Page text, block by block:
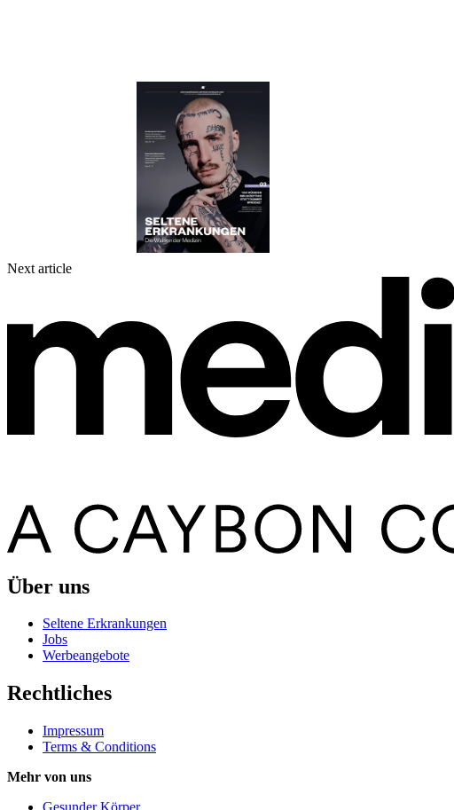
Next article
Über uns
Seltene Erkrankungen
Jobs
Werbeangebote
Rechtliches
Impressum
Terms & Conditions
Mehr von uns